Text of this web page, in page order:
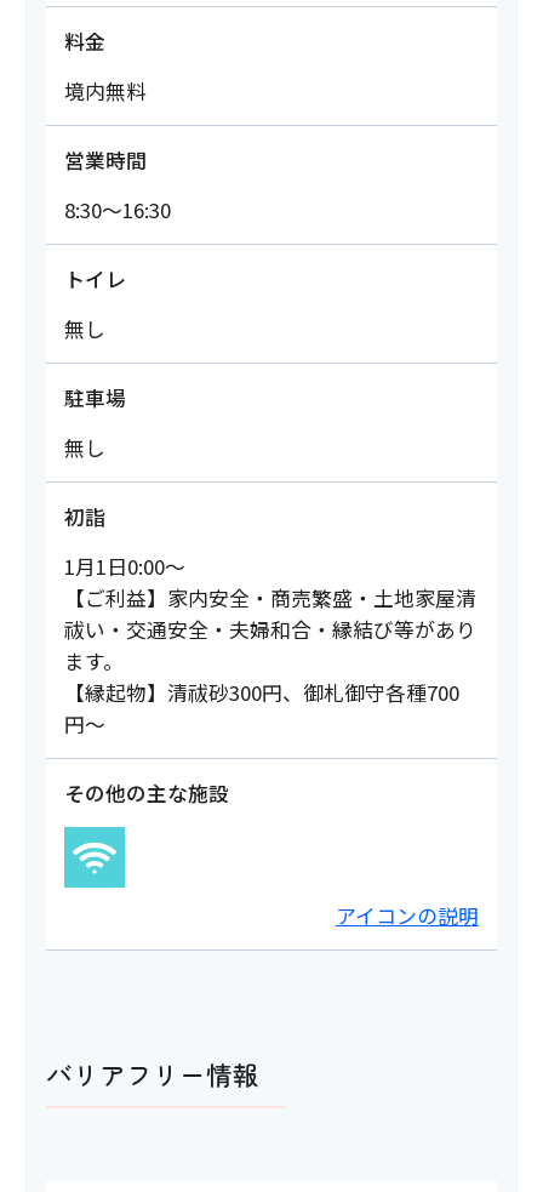
料金
境内無料
営業時間
8:30～16:30
トイレ
無し
駐車場
無し
初詣
1月1日0:00～
【ご利益】家内安全・商売繁盛・土地家屋清
祓い・交通安全・夫婦和合・縁結び等があり
ます。
【縁起物】清祓砂300円、御札御守各種700
円～
その他の主な施設
アイコンの説明
バリアフリー情報